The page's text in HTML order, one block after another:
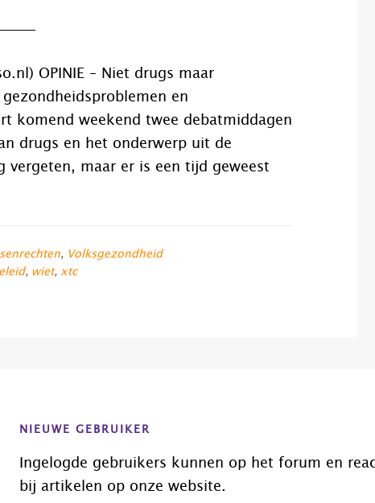
OPINIE – Niet drugs maar
en
komend weekend twee debatmiddagen
drugs en het onderwerp uit de
vergeten, maar er is een tijd geweest
, Volksgezondheid
, wiet, xtc
NIEUWE GEBRUIKER
Ingelogde gebruikers kunnen op het forum en
bij artikelen op onze website.